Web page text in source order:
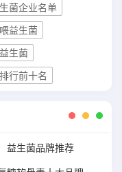
菌企业名单
益生菌
生菌
行前十名
益生菌品牌推荐